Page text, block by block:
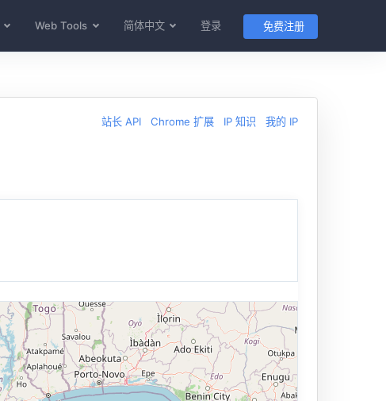
Web Tools 简体中文 登录 免费注册
站长 API Chrome 扩展 IP 知识 我的 IP